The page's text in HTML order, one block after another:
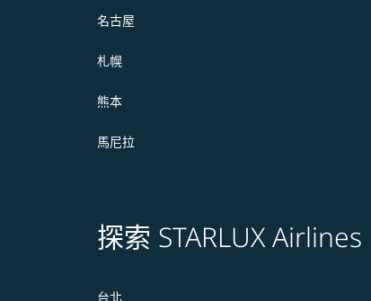
名古屋
札幌
熊本
馬尼拉
探索 STARLUX
台北